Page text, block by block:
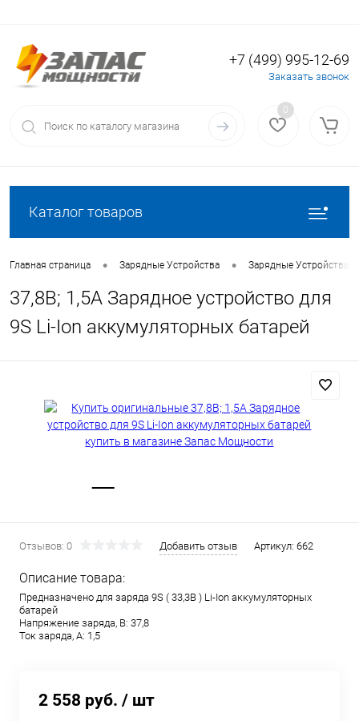
Вход Регистрация
+7 (499) 995-12-69
Заказать звонок
0
Каталог товаров
Главная страница • Зарядные Устройства • Зарядные Устройства
37,8В; 1,5А Зарядное устройство для
9S Li-Ion аккумуляторных батарей
Отзывов: 0 Добавить отзыв Артикул: 662
Описание товара:
Предназначено для заряда 9S ( 33,3В ) Li-Ion аккумуляторных
батарей
Напряжение заряда, В: 37,8
Ток заряда, А: 1,5
2 558 руб. / шт